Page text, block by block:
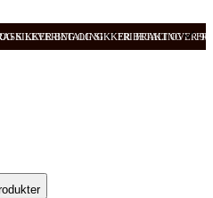
SIKKER BETALING FRI FRAKT OVER
LEVERING OG SIKKER BETALING